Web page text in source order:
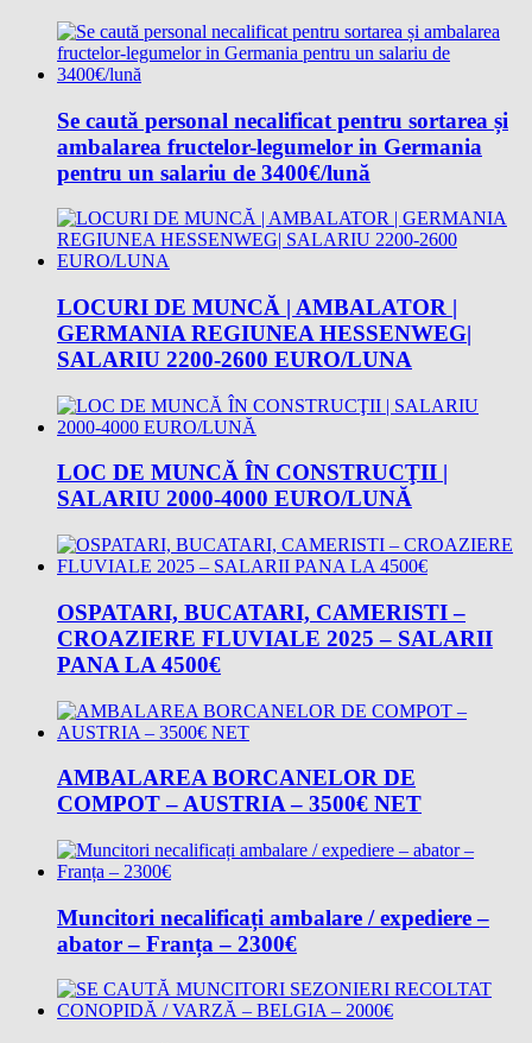
Se caută personal necalificat pentru sortarea și
ambalarea fructelor-legumelor in Germania
pentru un salariu de 3400€/lună
LOCURI DE MUNCĂ | AMBALATOR |
GERMANIA REGIUNEA HESSENWEG|
SALARIU 2200-2600 EURO/LUNA
LOC DE MUNCĂ ÎN CONSTRUCŢII |
SALARIU 2000-4000 EURO/LUNĂ
OSPATARI, BUCATARI, CAMERISTI –
CROAZIERE FLUVIALE 2025 – SALARII
PANA LA 4500€
AMBALAREA BORCANELOR DE
COMPOT – AUSTRIA – 3500€ NET
Muncitori necalificați ambalare / expediere –
abator – Franța – 2300€